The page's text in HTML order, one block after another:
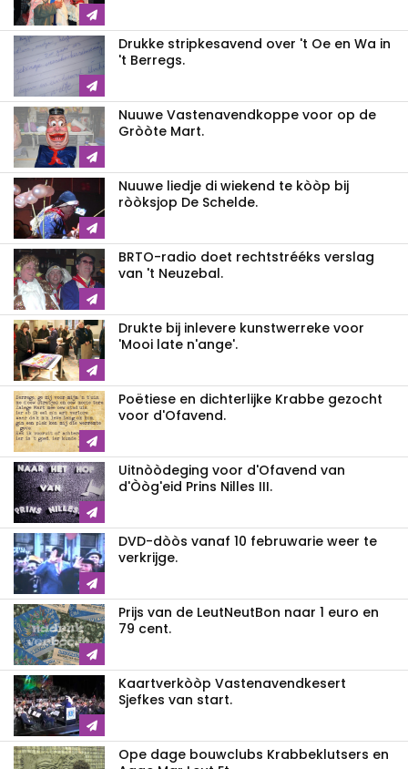
Drukke stripkesavend over 't Oe en Wa in
't Berregs.
Nuuwe Vastenavendkoppe voor op de
Gròòte Mart.
Nuuwe liedje di wiekend te kòòp bij
ròòksjop De Schelde.
BRTO-radio doet rechtstrééks verslag
van 't Neuzebal.
Drukte bij inlevere kunstwerreke voor
'Mooi late n'ange'.
Poëtiese en dichterlijke Krabbe gezocht
voor d'Ofavend.
Uitnòòdeging voor d'Ofavend van
d'Òòg'eid Prins Nilles III.
DVD-dòòs vanaf 10 februwarie weer te
verkrijge.
Prijs van de LeutNeutBon naar 1 euro en
79 cent.
Kaartverkòòp Vastenavendkesert
Sjefkes van start.
Ope dage bouwclubs Krabbeklutsers en